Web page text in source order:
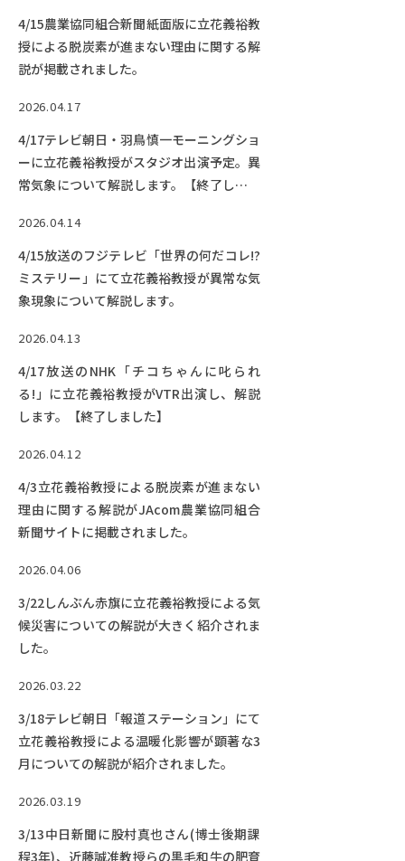
4/15農業協同組合新聞紙面版に立花義裕教
授による脱炭素が進まない理由に関する解
説が掲載されました。
2026.04.17
4/17テレビ朝日・羽鳥慎一モーニングショ
ーに立花義裕教授がスタジオ出演予定。異
常気象について解説します。【終了しまし
2026.04.14
4/15放送のフジテレビ「世界の何だコレ!?
ミステリー」にて立花義裕教授が異常な気
象現象について解説します。
2026.04.13
4/17放送のNHK「チコちゃんに叱られ
る!」に立花義裕教授がVTR出演し、解説
します。【終了しました】
2026.04.12
4/3立花義裕教授による脱炭素が進まない
理由に関する解説がJAcom農業協同組合
新聞サイトに掲載されました。
2026.04.06
3/22しんぶん赤旗に立花義裕教授による気
候災害についての解説が大きく紹介されま
した。
2026.03.22
3/18テレビ朝日「報道ステーション」にて
立花義裕教授による温暖化影響が顕著な3
月についての解説が紹介されました。
2026.03.19
3/13中日新聞に股村真也さん(博士後期課
程3年)、近藤誠准教授らの黒毛和牛の肥育